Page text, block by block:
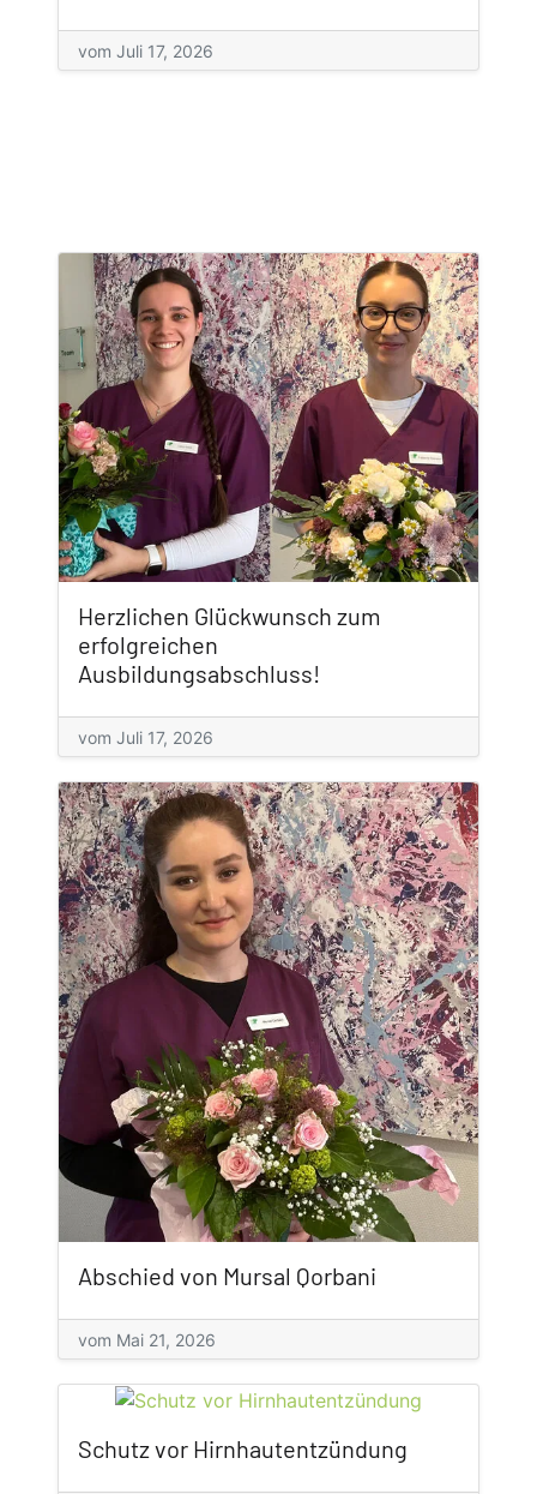
vom Juli 17, 2026
Herzlichen Glückwunsch zum
erfolgreichen
Ausbildungsabschluss!
vom Juli 17, 2026
Abschied von Mursal Qorbani
vom Mai 21, 2026
Schutz vor Hirnhautentzündung